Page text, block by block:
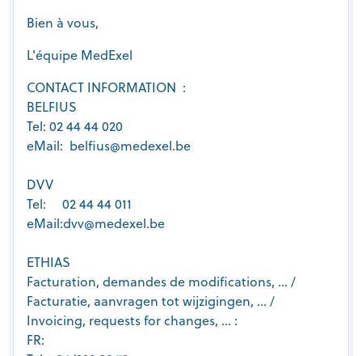
Bien à vous,
L'équipe MedExel
CONTACT INFORMATION :
BELFIUS
Tel: 02 44 44 020
eMail: belfius@medexel.be
DVV
Tel: 02 44 44 011
eMail:dvv@medexel.be
ETHIAS
Facturation, demandes de modifications, … /
Facturatie, aanvragen tot wijzigingen, … /
Invoicing, requests for changes, … :
FR: